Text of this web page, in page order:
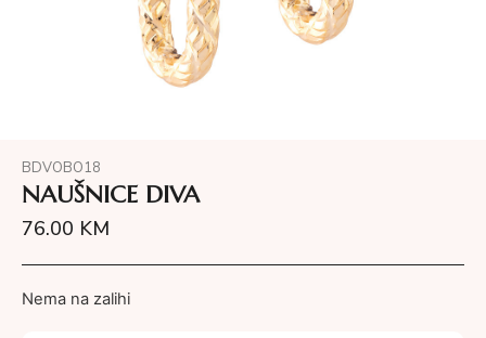
BDVOBO18
NAUŠNICE DIVA
76.00 KM
Nema na zalihi